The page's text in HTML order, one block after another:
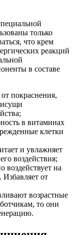
только
что крем
реакций
в составе
покраснения,
в витаминах
клетки
и увлажняет
воздействия;
воздействует на
от
возрастные
то они